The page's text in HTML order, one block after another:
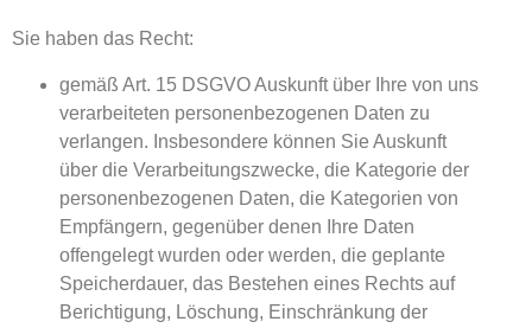
Sie haben das Recht:
gemäß Art. 15 DSGVO Auskunft über Ihre von uns
verarbeiteten personenbezogenen Daten zu
verlangen. Insbesondere können Sie Auskunft
über die Verarbeitungszwecke, die Kategorie der
personenbezogenen Daten, die Kategorien von
Empfängern, gegenüber denen Ihre Daten
offengelegt wurden oder werden, die geplante
Speicherdauer, das Bestehen eines Rechts auf
Berichtigung, Löschung, Einschränkung der